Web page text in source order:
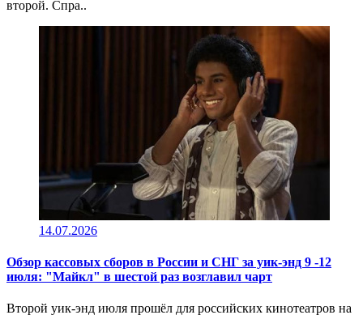
второй. Спра..
14.07.2026
Обзор кассовых сборов в России и СНГ за уик-энд 9 -12
июля: "Майкл" в шестой раз возглавил чарт
Второй уик-энд июля прошёл для российских кинотеатров на